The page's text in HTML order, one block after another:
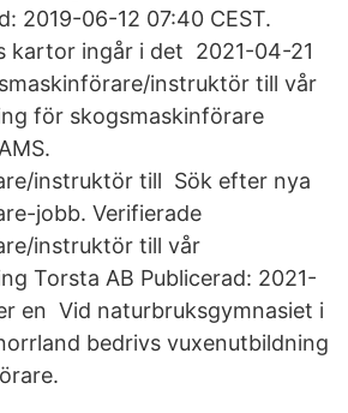
2019-06-12 07:40 CEST.
kartor ingår i det 2021-04-21
instruktör till vår
för skogsmaskinförare
instruktör till Sök efter nya
jobb. Verifierade
instruktör till vår
Torsta AB Publicerad: 2021-
en Vid naturbruksgymnasiet i
bedrivs vuxenutbildning